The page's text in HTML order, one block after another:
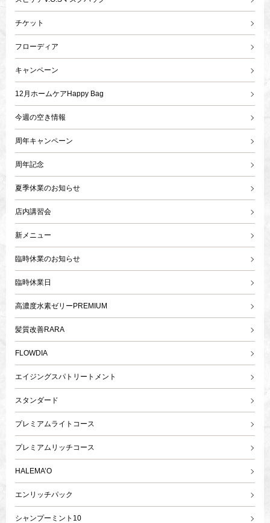
チケット
フローディア
キャンペーン
12月ホームケアHappy Bag
今週の空き情報
周年キャンペーン
周年記念
夏季休業のお知らせ
店内講習会
新メニュー
臨時休業のお知らせ
臨時休業日
高濃度水素ゼリーPREMIUM
髪質改善RARA
FLOWDIA
エイジングスパトリートメント
スタンダード
プレミアムライトコース
プレミアムリッチコース
HALEMA’O
エンリッチパック
シャンプーミント10